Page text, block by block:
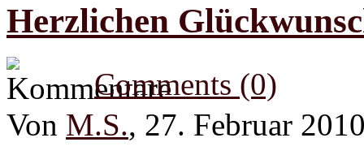
Herzlichen
Comments (0)
Von M.S., 27. Februar